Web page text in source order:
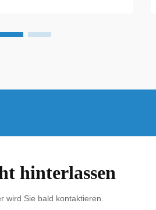
gewellte und Stehfalz-
hinterlassen
wird Sie bald kontaktieren.